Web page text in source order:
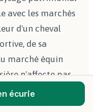
avec les marchés
d'un cheval
de sa
marché équin
n'affecte pas
de qualité aux
distribuées lors
écurie